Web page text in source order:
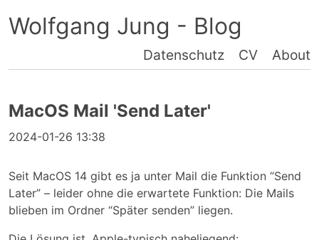
Wolfgang Jung - Blog
Datenschutz CV About
MacOS Mail 'Send Later'
2024-01-26 13:38
Seit MacOS 14 gibt es ja unter Mail die Funktion “Send
Later” – leider ohne die erwartete Funktion: Die Mails
blieben im Ordner “Später senden” liegen.